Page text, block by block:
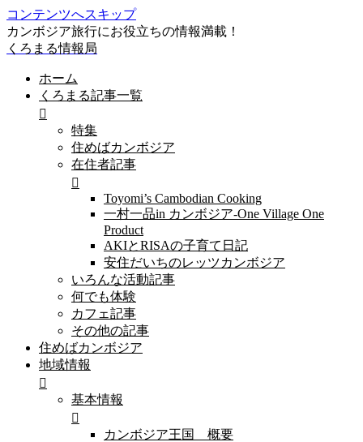
コンテンツへスキップ
カンボジア旅行にお役立ちの情報満載！
くろまる情報局
ホーム
くろまる記事一覧
特集
住めばカンボジア
在住者記事
Toyomi’s Cambodian Cooking
一村一品in カンボジア-One Village One
Product
AKIとRISAの子育て日記
安住だいちのレッツカンボジア
いろんな活動記事
何でも体験
カフェ記事
その他の記事
住めばカンボジア
地域情報
基本情報
カンボジア王国 概要